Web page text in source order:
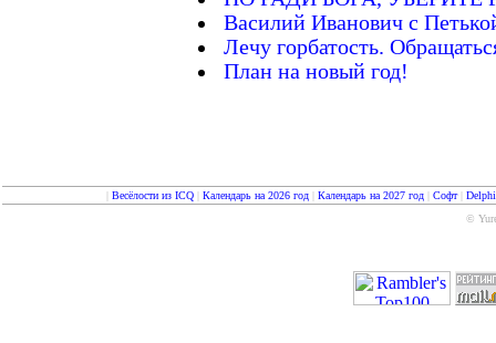
Василий Иванович с
Лечу горбатость.
План на новый год!
Весёлости из ICQ| Календарь на 2026 год| Календарь на 2027 год| Софт|
©